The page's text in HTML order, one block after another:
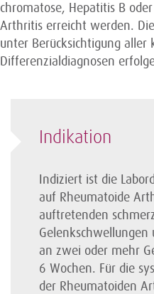
chromatose, Hepatitis B
Arthritis erreicht werden.
unter Berücksichtigung aller
Differenzialdiagnosen
Indikation
Indiziert ist die
auf Rheumatoide
auftretenden
Gelenkschwellungen
an zwei oder mehr
6 Wochen. Für die
der Rheumatoiden